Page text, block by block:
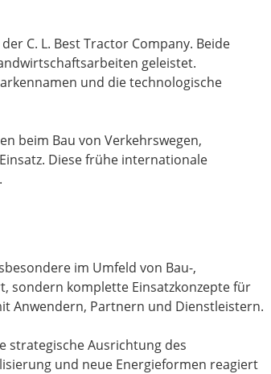
C. L. Best Tractor Company. Beide
geleistet.
und die technologische
beim Bau von Verkehrswegen,
Diese frühe internationale
im Umfeld von Bau-,
sondern komplette Einsatzkonzepte für
Anwendern, Partnern und Dienstleistern.
strategische Ausrichtung des
und neue Energieformen reagiert